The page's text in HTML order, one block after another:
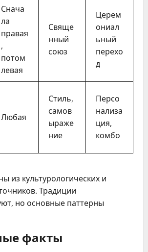
Снача
ла
правая
,
потом
левая
Свяще
нный
союз
Церем
ониал
ьный
перехо
д
Любая
Стиль,
самов
ыраже
ние
Персо
нализа
ция,
комбо
из культурологических и
Традиции
но основные паттерны
факты